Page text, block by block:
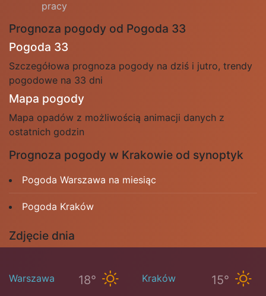
pracy
Prognoza pogody od Pogoda 33
Pogoda 33
Szczegółowa prognoza pogody na dziś i jutro, trendy
pogodowe na 33 dni
Mapa pogody
Mapa opadów z możliwością animacji danych z
ostatnich godzin
Prognoza pogody w Krakowie od synoptyk
Pogoda Warszawa na miesiąc
Pogoda Kraków
Zdjęcie dnia
Warszawa 18° Kraków 15°